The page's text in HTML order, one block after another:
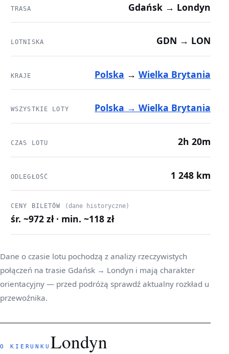
TRASA Gdańsk → Londyn
LOTNISKA GDN → LON
KRAJE Polska →Wielka Brytania
WSZYSTKIE LOTY Polska → Wielka Brytania
CZAS LOTU 2h 20m
ODLEGŁOŚĆ 1 248 km
CENY BILETÓW (dane historyczne)
śr. ~972 zł · min. ~118 zł
Dane o czasie lotu pochodzą z analizy rzeczywistych
połączeń na trasie Gdańsk → Londyn i mają charakter
orientacyjny — przed podróżą sprawdź aktualny rozkład u
przewoźnika.
O KIERUNKULondyn